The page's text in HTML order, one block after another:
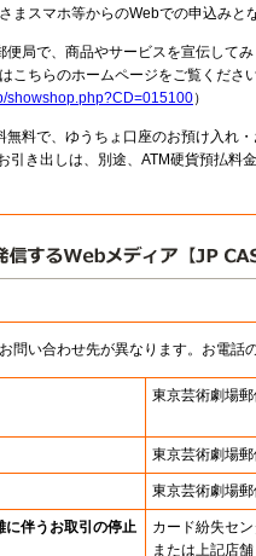
まスマホ等からのWebでの申込みと
便局で、商品やサービスを宣伝して
こちらのホームページをご覧くださ
showshop.php?CD=015100）
無料で、ゆうちょ口座のお預け入れ
引き出しは、別途、ATM硬貨預払料
問い合わせ先が異なります。お電話
東京芸術劇場
東京芸術劇場
東京芸術劇場
に伴うお取引の停止
カード紛失セ
または上記店舗